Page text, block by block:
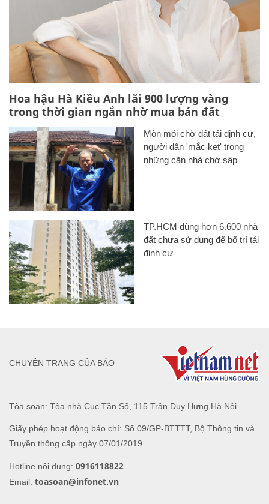
Hoa hậu Hà Kiều Anh lãi 900 lượng vàng
trong thời gian ngắn nhờ mua bán đất
Mòn mỏi chờ đất tái định cư,
người dân 'mắc kẹt' trong
những căn nhà chờ sập
TP.HCM dùng hơn 6.600 nhà
đất chưa sử dụng để bố trí tái
định cư
Tòa soạn: Tòa nhà Cục Tần Số, 115 Trần Duy Hưng Hà Nội
Giấy phép hoạt động báo chí: Số 09/GP-BTTTT, Bộ Thông tin và
Truyền thông cấp ngày 07/01/2019.
Hotline nội dung: 0916118822
Email: toasoan@infonet.vn
CHUYÊN TRANG CỦA BÁO